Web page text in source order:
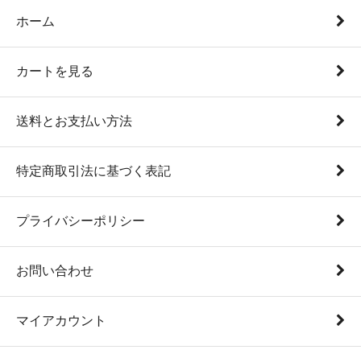
ホーム
カートを見る
送料とお支払い方法
特定商取引法に基づく表記
プライバシーポリシー
お問い合わせ
マイアカウント